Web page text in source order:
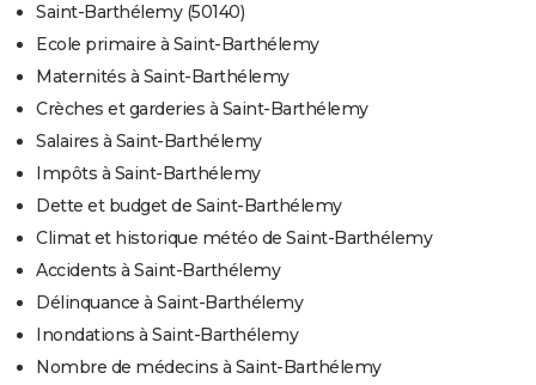
Saint-Barthélemy (50140)
Ecole primaire à Saint-Barthélemy
Maternités à Saint-Barthélemy
Crèches et garderies à Saint-Barthélemy
Salaires à Saint-Barthélemy
Impôts à Saint-Barthélemy
Dette et budget de Saint-Barthélemy
Climat et historique météo de Saint-Barthélemy
Accidents à Saint-Barthélemy
Délinquance à Saint-Barthélemy
Inondations à Saint-Barthélemy
Nombre de médecins à Saint-Barthélemy